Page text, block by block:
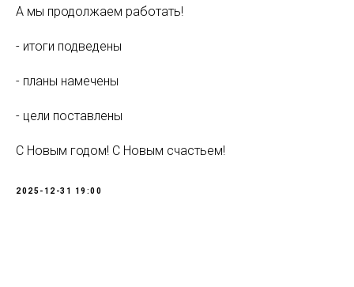
А мы продолжаем работать!
- итоги подведены
- планы намечены
- цели поставлены
С Новым годом! С Новым счастьем!
2025-12-31 19:00